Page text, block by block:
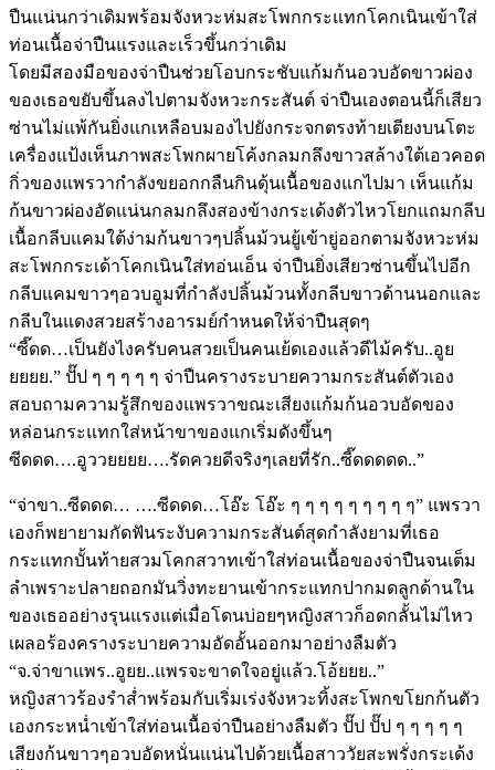
ปืนแน่นกว่าเดิมพร้อมจังหวะห่มสะโพกกระแทกโคกเนินเข้าใส่
ท่อนเนื้อจ่าปืนแรงและเร็วขึ้นกว่าเดิม
โดยมีสองมือของจ่าปืนช่วยโอบกระชับแก้มก้นอวบอัดขาวผ่อง
ของเธอขยับขึ้นลงไปตามจังหวะกระสันต์ จ่าปืนเองตอนนี้ก็เสียว
ซ่านไม่แพ้กันยิ่งแกเหลือบมองไปยังกระจกตรงท้ายเตียงบนโตะ
เครื่องแป้งเห็นภาพสะโพกผายโค้งกลมกลึงขาวสล้างใต้เอวคอด
กิ่วของแพรวากำลังขยอกกลืนกินดุ้นเนื้อของแกไปมา เห็นแก้ม
ก้นขาวผ่องอัดแน่นกลมกลึงสองข้างกระเด้งตัวไหวโยกแถมกลีบ
เนื้อกลีบแคมใต้ง่ามก้นขาวๆปลิ้นม้วนยู้เข้ายู่ออกตามจังหวะห่ม
สะโพกกระเด้าโคกเนินใส่ทอ่นเอ็น จ่าปืนยิ่งเสียวซ่านขึ้นไปอีก
กลีบแคมขาวๆอวบอูมที่กำลังปลิ้นม้วนทั้งกลีบขาวด้านนอกและ
กลีบในแดงสวยสร้างอารมย์กำหนดให้จ่าปืนสุดๆ
“ซี๊ดด…เป็นยังไงครับคนสวยเป็นคนเย้ดเองแล้วดีไม้ครับ..อูย
ยยยย.” ปั๊ป ๆ ๆ ๆ ๆ ๆ จ่าปืนครางระบายความกระสันต์ตัวเอง
สอบถามความรู้สึกของแพรวาขณะเสียงแก้มก้นอวบอัดของ
หล่อนกระแทกใส่หน้าขาของแกเริ่มดังขึ้นๆ
ซีดดด….อูววยยยย….รัดควยดีจริงๆเลยที่รัก..ซี๊ดดดดด..”
“จ่าขา..ซีดดด… ….ซีดดด…โอ๊ะ โอ๊ะ ๆ ๆ ๆ ๆ ๆ ๆ ๆ ๆ ๆ” แพรวา
เองก็พยายามกัดฟันระงับความกระสันต์สุดกำลังยามที่เธอ
กระแทกบั้นท้ายสวมโคกสวาทเข้าใส่ท่อนเนื้อของจ่าปืนจนเต็ม
ลำเพราะปลายถอกมันวิ่งทะยานเข้ากระแทกปากมดลูกด้านใน
ของเธออย่างรุนแรงแต่เมื่อโดนบ่อยๆหญิงสาวก็อดกลั้นไม่ไหว
เผลอร้องครางระบายความอัดอั้นออกมาอย่างลืมตัว
“จ.จ่าขาแพร..อูยย..แพรจะขาดใจอยู่แล้ว.โอ้ยยย..”
หญิงสาวร้องรำส่ำพร้อมกับเริ่มเร่งจังหวะทิ้งสะโพกขโยกก้นตัว
เองกระหน่ำเข้าใส่ท่อนเนื้อจ่าปืนอย่างลืมตัว ปั๊ป ปั๊ป ๆ ๆ ๆ ๆ ๆ
เสียงก้นขาวๆอวบอัดหนั่นแน่นไปด้วยเนื้อสาววัยสะพรั่งกระเด้ง